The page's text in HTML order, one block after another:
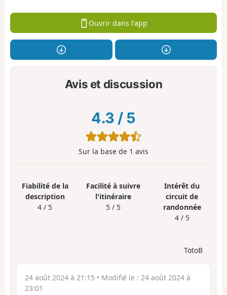
Ouvrir dans l'app
Avis et discussion
4.3 / 5
Sur la base de 1 avis
Fiabilité de la
description
4 / 5
Facilité à suivre
l'itinéraire
5 / 5
Intérêt du
circuit de
randonnée
4 / 5
TotoB
24 août 2024 à 21:15 • Modifié le : 24 août 2024 à
23:01